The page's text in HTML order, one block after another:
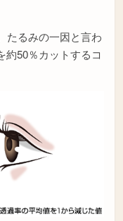
たるみの一因と言わ
約50％カットするコ